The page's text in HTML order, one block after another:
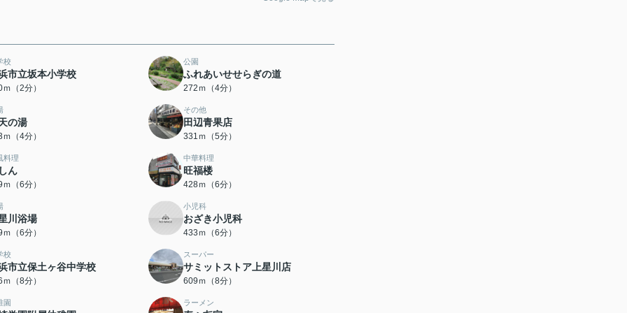
校
市立坂本小学校
（2分）
公園
ふれあいせせらぎの道
272ｍ（4分）
の湯
（4分）
その他
田辺青果店
331ｍ（5分）
料理
ん
（6分）
中華料理
旺福楼
428ｍ（6分）
川浴場
（6分）
小児科
おざき小児科
433ｍ（6分）
校
市立保土ヶ谷中学校
（8分）
スーパー
サミットストア上星川店
609ｍ（8分）
園 ラーメン